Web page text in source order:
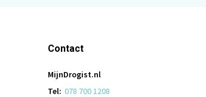
Contact
MijnDrogist.nl
Tel: 078 700 1208